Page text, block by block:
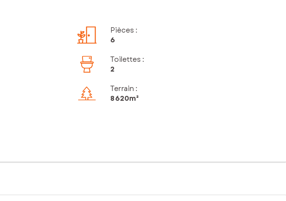
Pièces :
6
Toilettes :
2
Terrain :
8 620m²